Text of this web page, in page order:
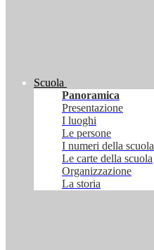
Scuola
Panoramica
Presentazione
I luoghi
Le persone
I numeri della scuola
Le carte della scuola
Organizzazione
La storia